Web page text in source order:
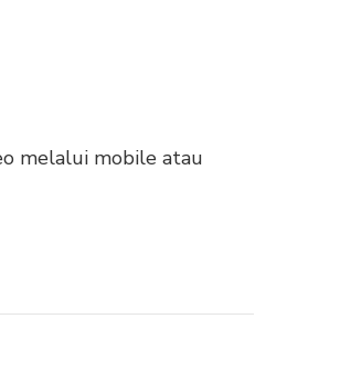
melalui mobile atau